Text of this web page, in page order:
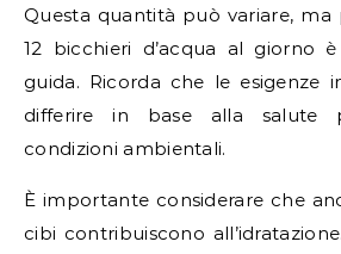
Questa quantità può variare,
12 bicchieri d’acqua al giorno
guida. Ricorda che le esigenze
differire in base alla salute
condizioni ambientali.
È importante considerare che
cibi contribuiscono